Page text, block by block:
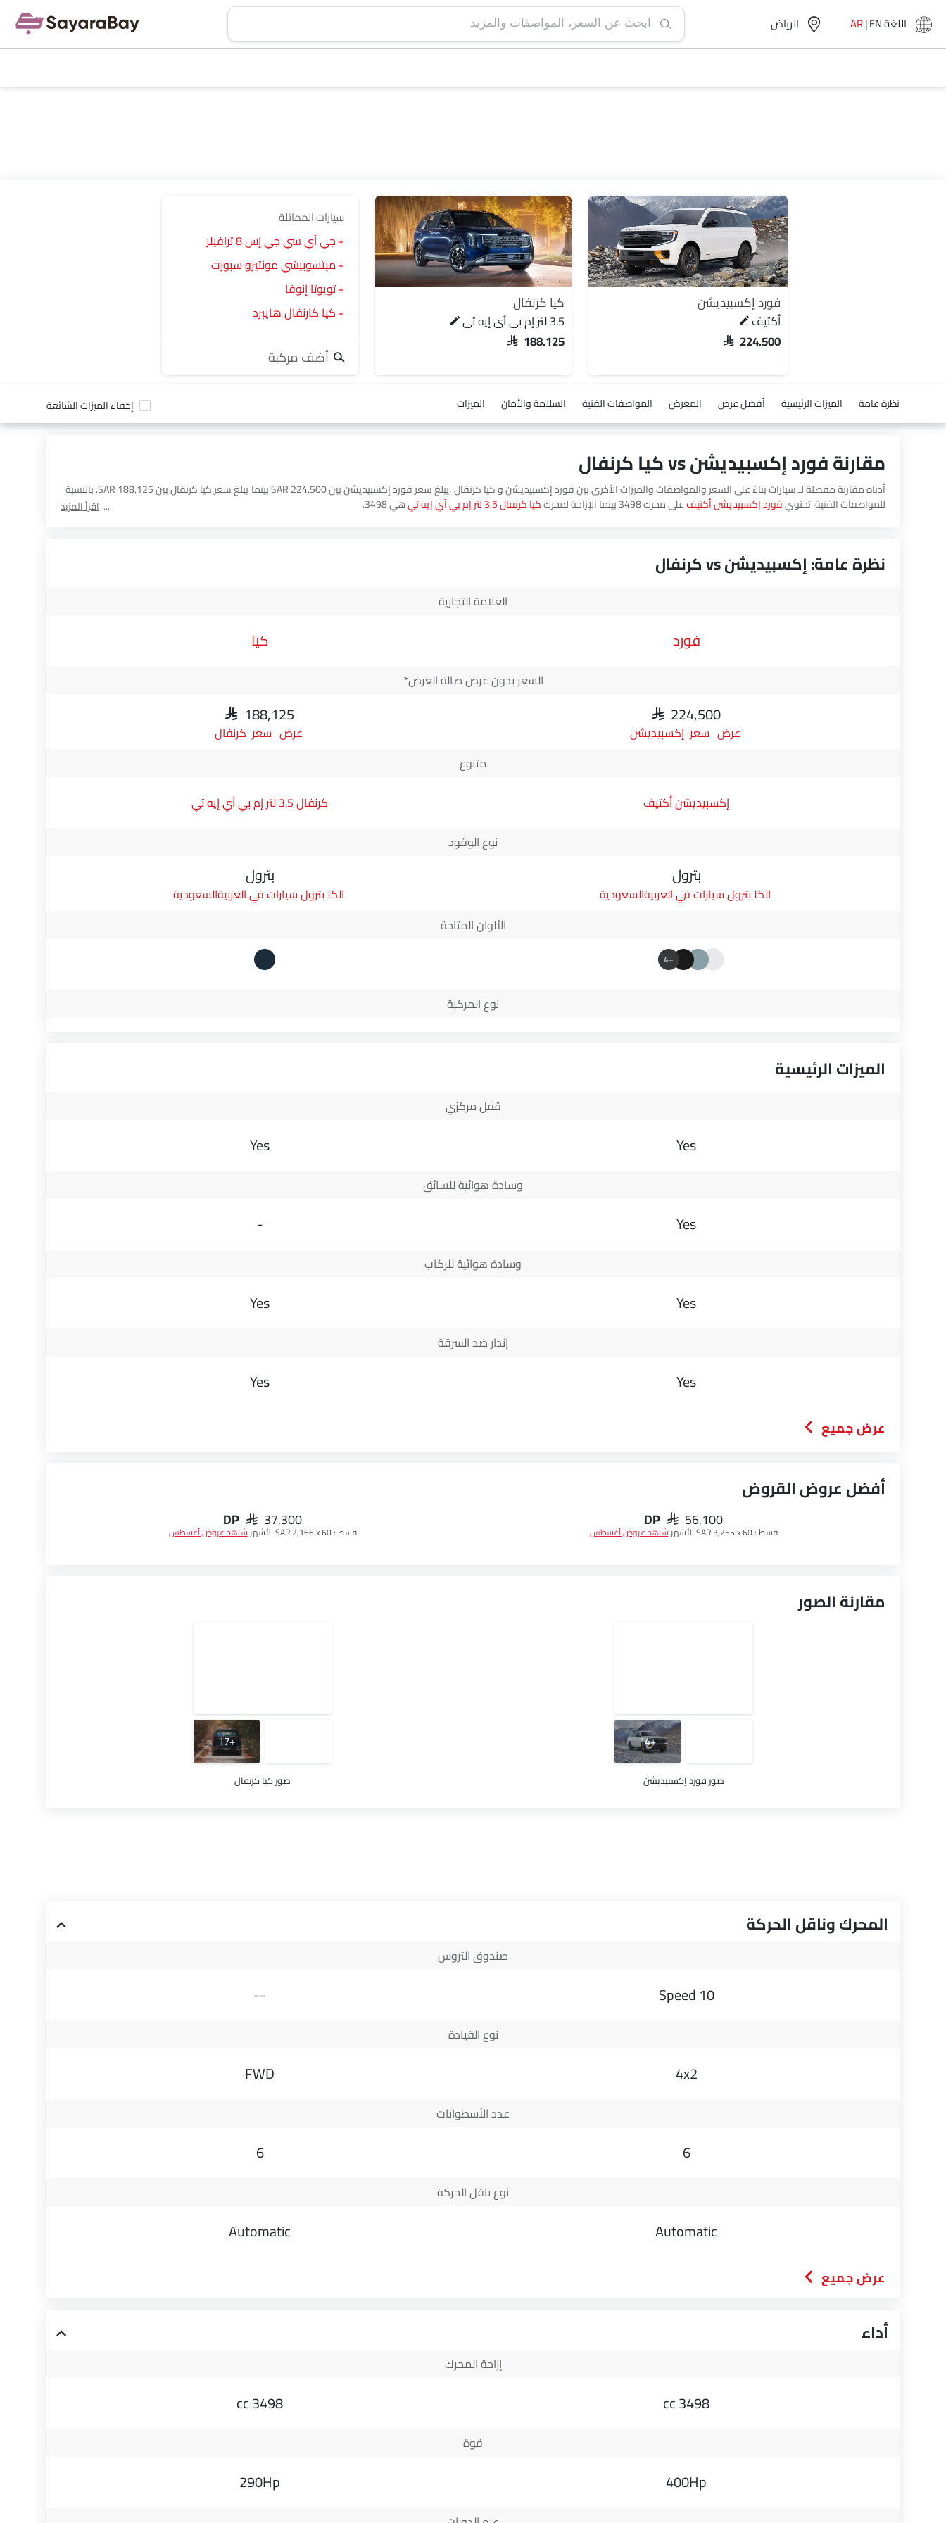
الرياض‎ اللغةEN
|
AR
فورد إكسبيديشن
أكتيف
SAR 224,500
كيا كرنفال
3.5 لتر إم بي آي إيه تي
SAR 188,125
سيارات المماثلة
جي أي سي جي إس 8 ترافيلر
ميتسوبيشي مونتيرو سبورت
تويوتا إنوفا
كيا كارنفال هايبرد
أضف مركبة
نظرة عامة الميزات الرئيسية أفضل عرض المعرض المواصفات الفنية السلامة والأمان الميزات إخفاء الميزات الشائعة
مقارنة فورد إكسبيديشن vs كيا كرنفال
أدناه مقارنة مفصلة لـ سيارات بناءً على السعر والمواصفات والميزات الأخرى بين فورد إكسبيديشن و كيا كرنفال. يبلغ سعر فورد إكسبيديشن بين SAR 224,500 بينما يبلغ سعر كيا كرنفال بين SAR 188,125. بالنسبة
للمواصفات الفنية، تحتويفورد إكسبيديشن أكتيفعلى محرك 3498 بينما الإزاحة لمحرك كيا كرنفال 3.5 لتر إم بي آي إيه تي هي 3498. اقرأ المزيد
نظرة عامة: إكسبيديشن vs كرنفال
العلامة التجارية
فورد كيا
السعر بدون عرض صالة العرض*
SAR 224,500
سعر إكسبيديشن
SAR 188,125
سعر كرنفال
متنوع
إكسبيديشن أكتيف
كرنفال 3.5 لتر إم بي آي إيه تي
نوع الوقود
بترول
بترول سيارات في العربيةالسعودية
بترول
بترول سيارات في العربيةالسعودية
الألوان المتاحة
+4
نوع المركبة
الميزات الرئيسية
قفل مركزي
Yes
Yes
وسادة هوائية للسائق
Yes
-
وسادة هوائية للركاب
Yes
Yes
إنذار ضد السرقة
Yes
Yes
عرض جميع
أفضل عروض القروض
DP SAR 56,100
قسط :SAR 3,255 x 60 الأشهر شاهد عروض أغسطس
DP SAR 37,300
قسط :SAR 2,166 x 60 الأشهر شاهد عروض أغسطس
مقارنة الصور
+14
صور فورد إكسبيديشن
+17
صور كيا كرنفال
المحرك وناقل الحركة
صندوق التروس
10 Speed
--
نوع القيادة
4x2
FWD
عدد الأسطوانات
6
6
نوع ناقل الحركة
Automatic
Automatic
عرض جميع
أداء
إزاحة المحرك
3498 cc
3498 cc
قوة
400Hp
290Hp